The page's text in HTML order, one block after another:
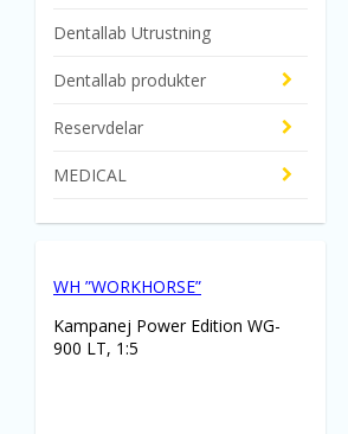
Dentallab Utrustning
Dentallab produkter
Reservdelar
MEDICAL
WH ”WORKHORSE”
Kampanej Power Edition WG-
900 LT, 1:5